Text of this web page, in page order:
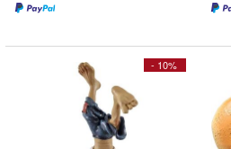
- 10%